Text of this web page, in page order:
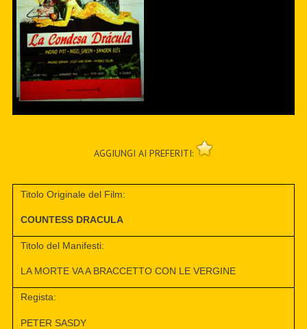
AGGIUNGI AI PREFERITI:
Titolo Originale del Film:
COUNTESS DRACULA
Titolo del Manifesti:
LA MORTE VA A BRACCETTO CON LE VERGINE
Regista:
PETER SASDY